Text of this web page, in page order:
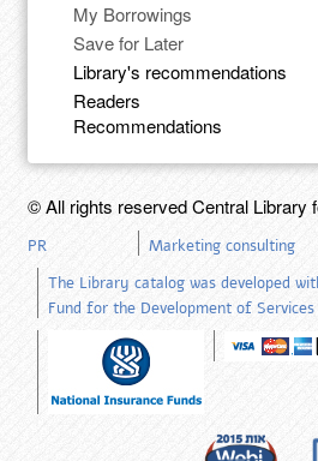
My Borrowings
Save for Later
Library's recommendations
Readers
Recommendations
© All rights reserved Central Library
PR
Marketing consulting
The Library catalog was developed
Fund for the Development of